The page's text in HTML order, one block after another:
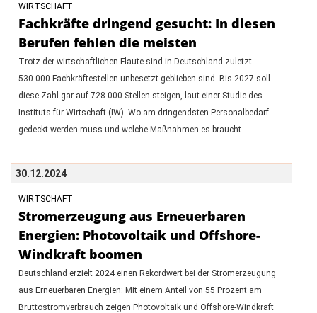
WIRTSCHAFT
Fachkräfte dringend gesucht: In diesen
Berufen fehlen die meisten
Trotz der wirtschaftlichen Flaute sind in Deutschland zuletzt
530.000 Fachkräftestellen unbesetzt geblieben sind. Bis 2027 soll
diese Zahl gar auf 728.000 Stellen steigen, laut einer Studie des
Instituts für Wirtschaft (IW). Wo am dringendsten Personalbedarf
gedeckt werden muss und welche Maßnahmen es braucht.
30.12.2024
WIRTSCHAFT
Stromerzeugung aus Erneuerbaren
Energien: Photovoltaik und Offshore-
Windkraft boomen
Deutschland erzielt 2024 einen Rekordwert bei der Stromerzeugung
aus Erneuerbaren Energien: Mit einem Anteil von 55 Prozent am
Bruttostromverbrauch zeigen Photovoltaik und Offshore-Windkraft